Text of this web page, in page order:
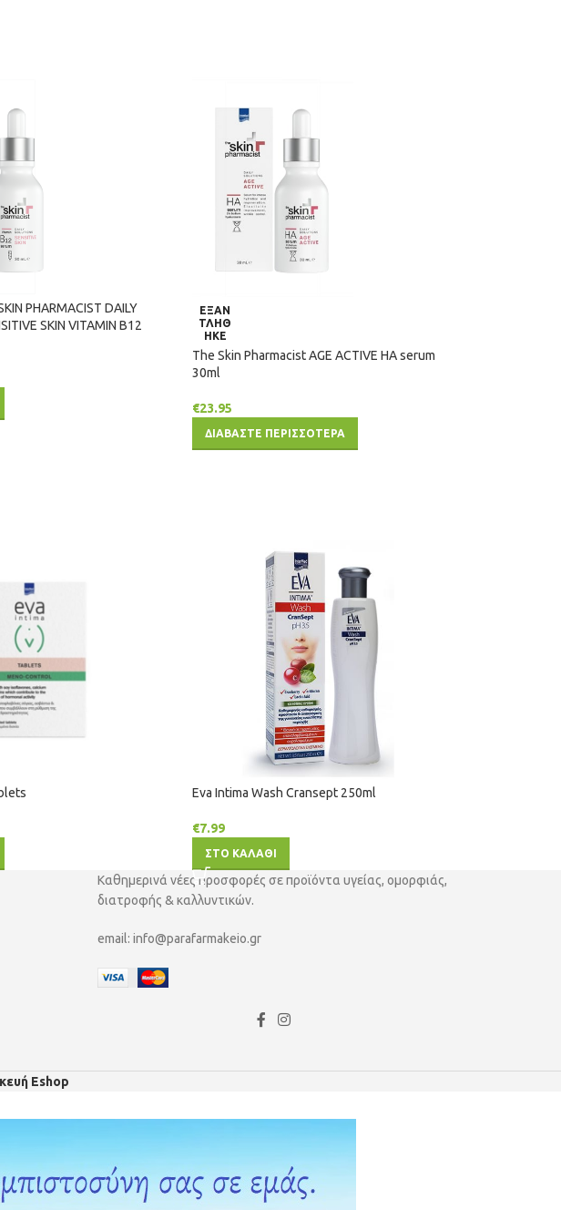
PHARMACIST DAILY
SKIN VITAMIN B12
ΕΞΑΝ
ΤΛΗΘ
ΗΚΕ
The Skin Pharmacist ΑGE ACTIVE HA serum
30ml
€23.95
ΔΙΑΒΑΣΤΕ ΠΕΡΙΣΣΟΤΕΡΑ
Eva Intima Wash Cransept 250ml
€7.99
ΣΤΟ ΚΑΛΑΘΙ
Καθημερινά νέες προσφορές σε προϊόντα υγείας, ομορφιάς,
διατροφής & καλλυντικών.
email: info@parafarmakeio.gr
Eshop